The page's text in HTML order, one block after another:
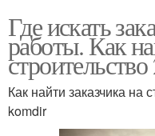
Где искать
работы. Как
Как найти заказчика на
komdir